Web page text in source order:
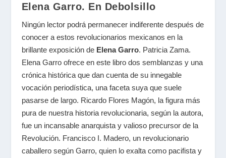
Elena Garro. En Debolsillo
Ningún lector podrá permanecer indiferente después de
conocer a estos revolucionarios mexicanos en la
brillante exposición de Elena Garro. Patricia Zama.
Elena Garro ofrece en este libro dos semblanzas y una
crónica histórica que dan cuenta de su innegable
vocación periodística, una faceta suya que suele
pasarse de largo. Ricardo Flores Magón, la figura más
pura de nuestra historia revolucionaria, según la autora,
fue un incansable anarquista y valioso precursor de la
Revolución. Francisco I. Madero, un revolucionario
caballero según Garro, quien lo exalta como pacifista y